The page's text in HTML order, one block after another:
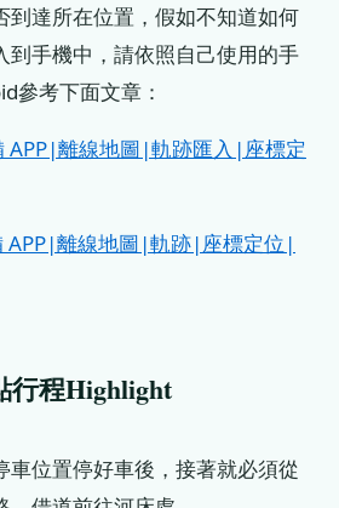
到達所在位置，假如不知道如何
到手機中，請依照自己使用的手
參考下面文章：
APP|離線地圖|軌跡匯入|座標定
APP|離線地圖|軌跡|座標定位|
行程Highlight
車位置停好車後，接著就必須從